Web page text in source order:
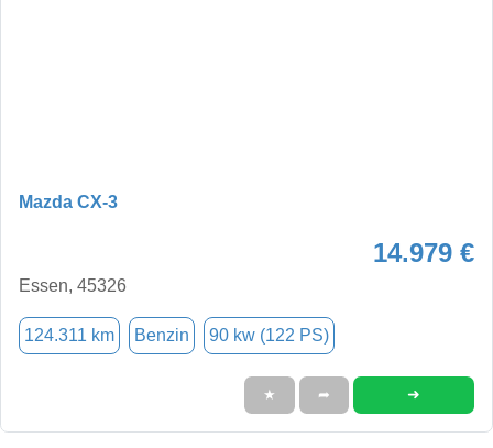
Mazda CX-3
14.979 €
Essen, 45326
124.311 km Benzin 90 kw (122 PS)
★ ➦ ➜